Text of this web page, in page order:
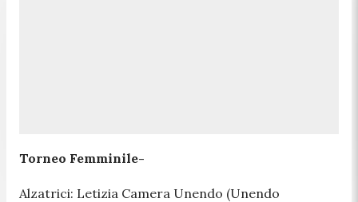
Torneo Femminile-
Alzatrici: Letizia Camera Unendo (Unendo